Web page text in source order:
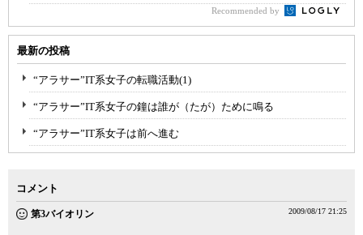
Recommended by
最新の投稿
“アラサー”IT系女子の転職活動(1)
“アラサー”IT系女子の鐘は誰が（たが）ために鳴る
“アラサー”IT系女子は前へ進む
コメント
第3バイオリン 2009/08/17 21:25